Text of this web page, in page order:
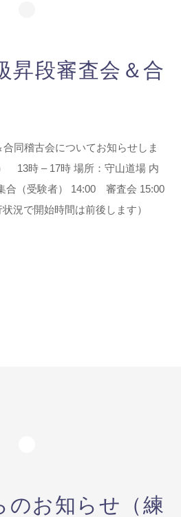
昇段審査会＆合
同稽古会についてお知らせしま
13時 – 17時 場所：守山道場 内
（受験者） 14:00 審査会 15:00
況で開始時間は前後します）
のお知らせ（練